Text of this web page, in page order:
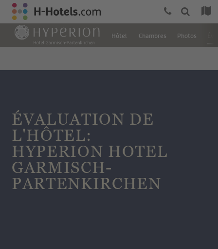
Hôtel Chambres Photos
ÉVALUATION DE
L'HÔTEL:
HYPERION HOTEL
GARMISCH-
PARTENKIRCHEN